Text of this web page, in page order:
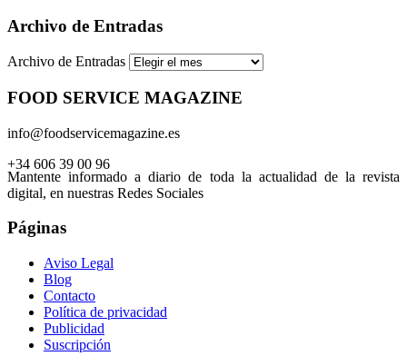
Archivo de Entradas
Archivo de Entradas
FOOD SERVICE MAGAZINE
info@foodservicemagazine.es
+34 606 39 00 96
Mantente informado a diario de toda la actualidad de la revista
digital, en nuestras Redes Sociales
Páginas
Aviso Legal
Blog
Contacto
Política de privacidad
Publicidad
Suscripción